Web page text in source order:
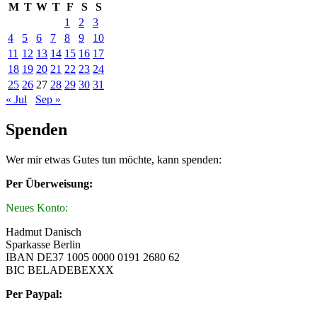
M T W T F S
S
1
2
3
4
5 6 7 8 9
10
11 12 13 14 15 16 17
18 19 20 21 22 23 24
25 26 27 28 29 30 31
« Jul
Sep »
Spenden
Wer mir etwas Gutes tun möchte, kann spenden:
Per Überweisung:
Neues Konto:
Hadmut Danisch
Sparkasse Berlin
IBAN DE37 1005 0000 0191 2680 62
BIC BELADEBEXXX
Per Paypal: